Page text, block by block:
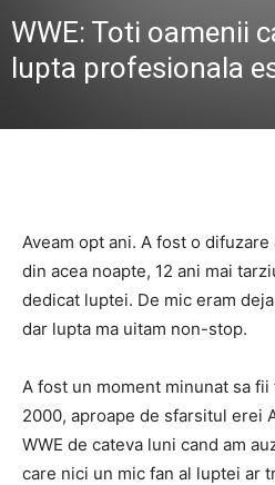
WWE: Toti oamenii
lupta profesionala
Aveam opt ani. A fost o
din acea noapte, 12 ani mai
dedicat luptei. De mic eram
dar lupta ma uitam non-stop.
A fost un moment minunat sa
2000, aproape de sfarsitul erei
WWE de cateva luni cand am
care nici un mic fan al luptei ar